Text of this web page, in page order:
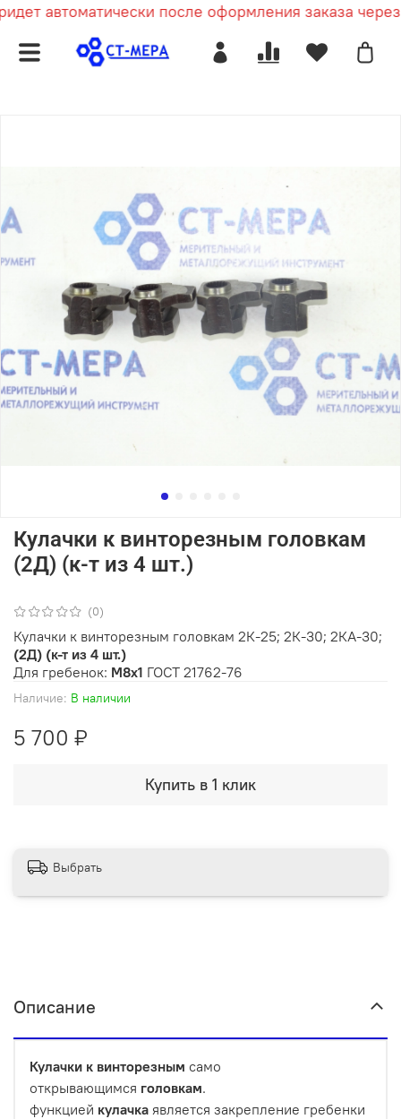
автоматически после оформления заказа через
(0)
Наличие: В наличии
Кулачки к винторезным головкам
(2Д) (к-т из 4 шт.)
5 700 ₽
Купить в 1 клик
Кулачки к винторезным головкам 2К-25; 2К-30; 2КА-30;
(2Д) (к-т из 4 шт.)
Для гребенок: М8х1 ГОСТ 21762-76
Выбрать
Описание
Кулачки к винторезным само
открывающимся головкам.
функцией кулачка является закрепление гребенки